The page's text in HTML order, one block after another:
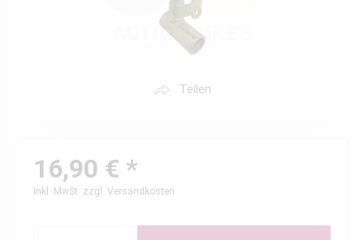
Teilen
16,90 € *
inkl. MwSt. zzgl. Versandkosten